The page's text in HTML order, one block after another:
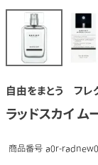
自由をまとう フレ
ラッドスカイ
商品番号 a0r-